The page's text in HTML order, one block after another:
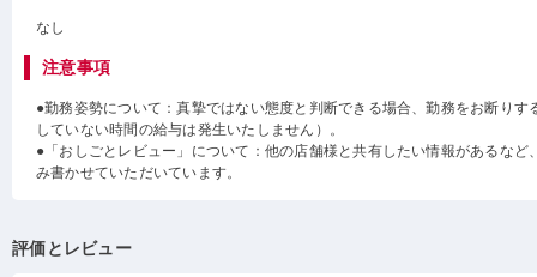
なし
注意事項
●勤務姿勢について：真摯ではない態度と判断できる場合、勤務をお断りす
していない時間の給与は発生いたしません）。
●「おしごとレビュー」について：他の店舗様と共有したい情報があるなど
み書かせていただいています。
評価とレビュー